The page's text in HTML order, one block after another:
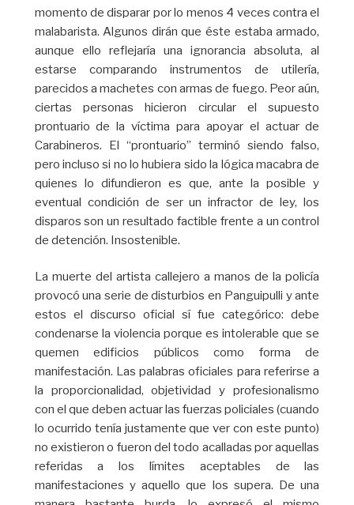
momento de disparar por lo menos 4 veces contra el
malabarista. Algunos dirán que éste estaba armado,
aunque ello reflejaría una ignorancia absoluta, al
estarse comparando instrumentos de utilería,
parecidos a machetes con armas de fuego. Peor aún,
ciertas personas hicieron circular el supuesto
prontuario de la víctima para apoyar el actuar de
Carabineros. El “prontuario” terminó siendo falso,
pero incluso si no lo hubiera sido la lógica macabra de
quienes lo difundieron es que, ante la posible y
eventual condición de ser un infractor de ley, los
disparos son un resultado factible frente a un control
de detención. Insostenible.
La muerte del artista callejero a manos de la policía
provocó una serie de disturbios en Panguipulli y ante
estos el discurso oficial sí fue categórico: debe
condenarse la violencia porque es intolerable que se
quemen edificios públicos como forma de
manifestación. Las palabras oficiales para referirse a
la proporcionalidad, objetividad y profesionalismo
con el que deben actuar las fuerzas policiales (cuando
lo ocurrido tenía justamente que ver con este punto)
no existieron o fueron del todo acalladas por aquellas
referidas a los límites aceptables de las
manifestaciones y aquello que los supera. De una